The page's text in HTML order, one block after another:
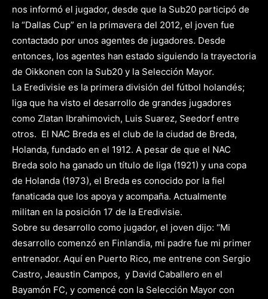
nos informó el jugador, desde que la Sub20 participó de
la “Dallas Cup” en la primavera del 2012, el joven fue
contactado por unos agentes de jugadores. Desde
entonces, los agentes han estado siguiendo la trayectoria
de Oikkonen con la Sub20 y la Selección Mayor.
La Eredivisie es la primera división del fútbol holandés;
liga que ha visto el desarrollo de grandes jugadores
como Zlatan Ibrahimovich, Luis Suarez, Seedorf entre
otros. El NAC Breda es el club de la ciudad de Breda,
Holanda, fundado en el 1912. A pesar de que el NAC
Breda solo ha ganado un título de liga (1921) y una copa
de Holanda (1973), el Breda es conocido por la fiel
fanaticada que los apoya y acompaña. Actualmente
militan en la posición 17 de la Eredivisie.
Sobre su desarrollo como jugador, el joven dijo: “Mi
desarrollo comenzó en Finlandia, mi padre fue mi primer
entrenador. Aquí en Puerto Rico, me entrene con Sergio
Castro, Jeaustin Campos, y David Caballero en el
Bayamón FC, y comencé con la Selección Mayor con